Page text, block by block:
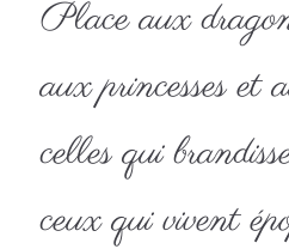
Place aux
aux princesses et
celles qui
ceux qui vivent